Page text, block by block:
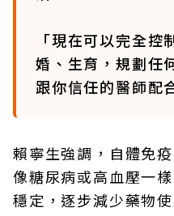
「現在可以完全
婚、生育，規劃任
跟你信任的醫師配
賴寧生強調，自體免
像糖尿病或高血壓一
穩定，逐步減少藥物使